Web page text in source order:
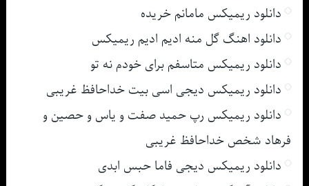
دانلود ریمیکس مامانم خریده
دانلود اهنگ گل منه ادیم ادیم ریمیکس
دانلود ریمیکس متاسفم برای خودم نه تو
دانلود ریمیکس دیجی اسی بیت خداحافظ غریبی
دانلود ریمیکس رپ حمید صفت و یاس و حصین و
فرهاد شخص خداحافظ غریبی
دانلود ریمیکس دیجی فاما حبس ابدی